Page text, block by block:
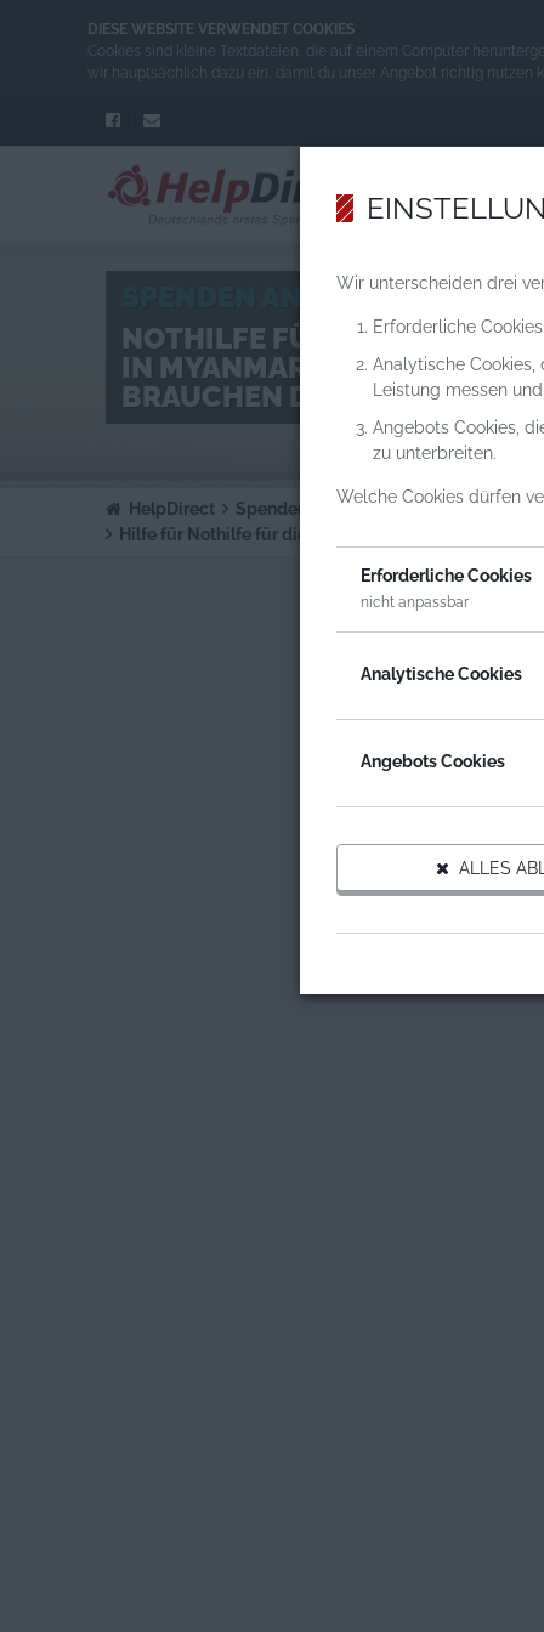
DIESE WEBSITE VERWENDET COOKIES
Cookies sind kleine Textdateien, die auf einem Computer
wir hauptsächlich dazu ein, damit du unser Angebot richtig nutzen
NOTHILFE FÜR DIE
IN MYANMAR: TAUSENDE
BRAUCHEN DRINGEND HILFE!
HelpDirect
Spenden an Hilfsprojekte
Hilfe für Nothilfe für die Erdbebenopfer in Myanmar:
Wir unterscheiden drei
Erforderliche
Analytische
Leistung messen
Angebots Cookies,
zu unterbreiten.
Welche Cookies dürfen
Erforderliche Cookies
nicht anpassbar
Analytische Cookies
Angebots Cookies
ALLES